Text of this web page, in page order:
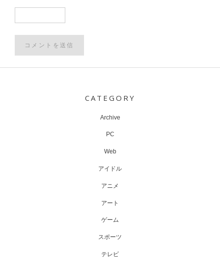
CATEGORY
Archive
PC
Web
アイドル
アニメ
アート
ゲーム
スポーツ
テレビ